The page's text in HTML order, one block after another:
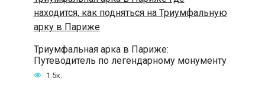
Триумфальная арка в Париже:
Путеводитель по легендарному монументу
1.5к.